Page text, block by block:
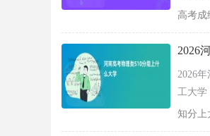
点击右下角【成绩查询】
来查询
高考成
2026
2026
工大学
台大学
知分上